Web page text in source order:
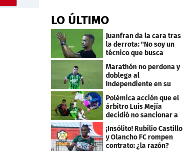
LO ÚLTIMO
Juanfran da la cara tras
la derrota: "No soy un
técnico que busca
excusas"
Marathón no perdona y
doblega al
Independiente en su
bienvenida a primera
Polémica acción que el
árbitro Luis Mejía
decidió no sancionar a
Independiente
¡Insólito! Rubilio Castillo
y Olancho FC rompen
contrato: ¿la razón?